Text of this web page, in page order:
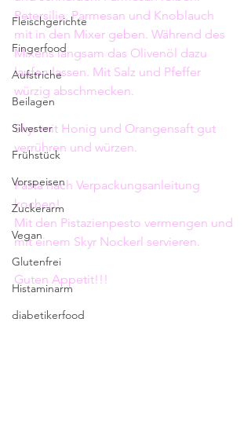
Fleischgerichte
Fingerfood
Aufstriche
Beilagen
Silvester
Frühstück
Vorspeisen
Zuckerarm
Vegan
Glutenfrei
Histaminarm
diabetikerfood
Petersilie, Parmesan und Knoblauch
mit in den Mixer geben. Während des
Mixens langsam das Olivenöl dazu
laufen lassen. Mit Salz und Pfeffer
würzig abschmecken.
Skyr mit Honig und Orangensaft gut
verrühren und würzen.
Pasta nach Verpackungsanleitung
kochen!
Mit den Pistazienpesto vermengen und
mit einem Skyr Nockerl servieren.
Guten Appetit!!!